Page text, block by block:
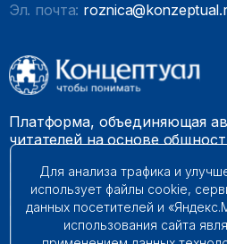
Эл. почта:
Платформа, объединяющая
читателей на основе
гармоничного
встретить на многих
России.
Для анализа трафика и
использует файлы cookie,
данных посетителей и
использования сайта